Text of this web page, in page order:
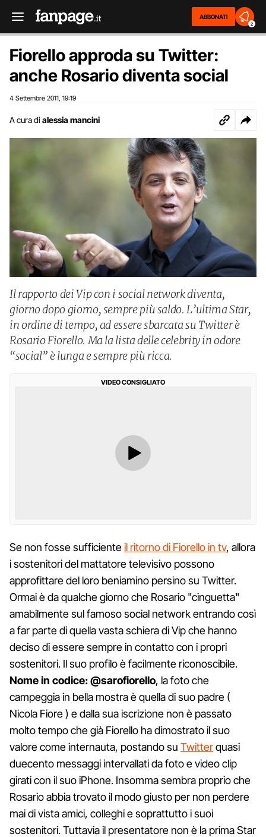
ABBONATI
2
Fiorello approda su Twitter:
anche Rosario diventa social
4 Settembre 2011 19:19
A cura di alessia mancini
Il rapporto dei Vip con i social network diventa,
giorno dopo giorno, sempre più saldo. L’ultima Star,
in ordine di tempo, ad essere sbarcata su Twitter è
Rosario Fiorello. Ma la lista delle celebrity in odore
“social” è lunga e sempre più ricca.
VIDEO CONSIGLIATO
Se non fosse sufficienteil ritorno di Fiorello in tv, allora
i sostenitori del mattatore televisivo possono
approfittare del loro beniamino persino su Twitter.
Ormai è da qualche giorno che Rosario "cinguetta"
amabilmente sul famoso social network entrando così
a far parte di quella vasta schiera di Vip che hanno
deciso di essere sempre in contatto con i propri
sostenitori. Il suo profilo è facilmente riconoscibile.
Nome in codice: @sarofiorello, la foto che
campeggia in bella mostra è quella di suo padre (
Nicola Fiore ) e dalla sua iscrizione non è passato
molto tempo che già Fiorello ha dimostrato il suo
valore come internauta, postando su Twitterquasi
duecento messaggi intervallati da foto e video clip
girati con il suo iPhone. Insomma sembra proprio che
Rosario abbia trovato il modo giusto per non perdere
mai di vista amici, colleghi e soprattutto i suoi
sostenitori. Tuttavia il presentatore non è la prima Star